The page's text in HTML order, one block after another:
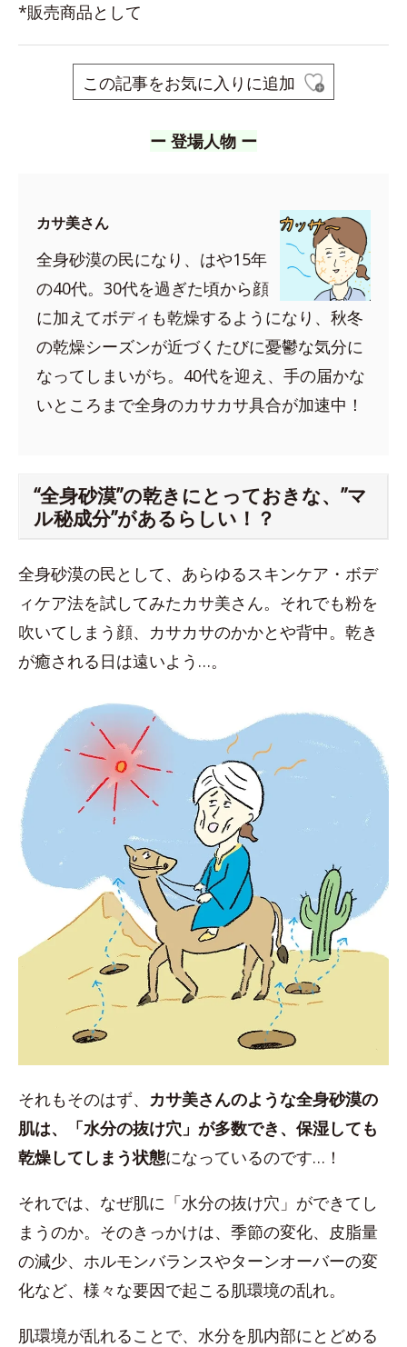
*販売商品として
この記事をお気に入りに追加
ー 登場人物 ー
カサ美さん
全身砂漠の民になり、はや15年
の40代。30代を過ぎた頃から顔
に加えてボディも乾燥するようになり、秋冬
の乾燥シーズンが近づくたびに憂鬱な気分に
なってしまいがち。40代を迎え、手の届かな
いところまで全身のカサカサ具合が加速中！
“全身砂漠”の乾きにとっておきな、”マ
ル秘成分”があるらしい！？
全身砂漠の民として、あらゆるスキンケア・ボデ
ィケア法を試してみたカサ美さん。それでも粉を
吹いてしまう顔、カサカサのかかとや背中。乾き
が癒される日は遠いよう…。
それもそのはず、 カサ美さんのような全身砂漠の
肌は、「水分の抜け穴」が多数でき、保湿しても
乾燥してしまう状態になっているのです…！
それでは、なぜ肌に「水分の抜け穴」ができてし
まうのか。そのきっかけは、季節の変化、皮脂量
の減少、ホルモンバランスやターンオーバーの変
化など、様々な要因で起こる肌環境の乱れ。
肌環境が乱れることで、水分を肌内部にとどめる